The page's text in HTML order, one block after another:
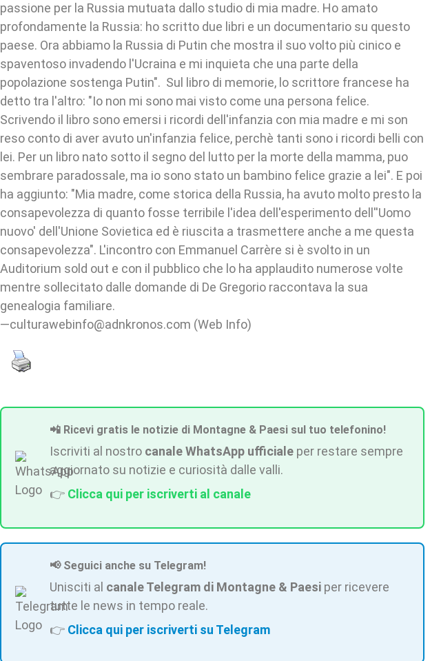
passione per la Russia mutuata dallo studio di mia madre. Ho amato
profondamente la Russia: ho scritto due libri e un documentario su questo
paese. Ora abbiamo la Russia di Putin che mostra il suo volto più cinico e
spaventoso invadendo l'Ucraina e mi inquieta che una parte della
popolazione sostenga Putin". Sul libro di memorie, lo scrittore francese ha
detto tra l'altro: "Io non mi sono mai visto come una persona felice.
Scrivendo il libro sono emersi i ricordi dell'infanzia con mia madre e mi son
reso conto di aver avuto un'infanzia felice, perchè tanti sono i ricordi belli con
lei. Per un libro nato sotto il segno del lutto per la morte della mamma, puo
sembrare paradossale, ma io sono stato un bambino felice grazie a lei". E poi
ha aggiunto: "Mia madre, come storica della Russia, ha avuto molto presto la
consapevolezza di quanto fosse terribile l'idea dell'esperimento dell''Uomo
nuovo' dell'Unione Sovietica ed è riuscita a trasmettere anche a me questa
consapevolezza". L'incontro con Emmanuel Carrère si è svolto in un
Auditorium sold out e con il pubblico che lo ha applaudito numerose volte
mentre sollecitato dalle domande di De Gregorio raccontava la sua
genealogia familiare.
—culturawebinfo@adnkronos.com (Web Info)
📲 Ricevi gratis le notizie di Montagne & Paesi sul tuo telefonino!
Iscriviti al nostro canale WhatsApp ufficiale per restare sempre
aggiornato su notizie e curiosità dalle valli.
👉 Clicca qui per iscriverti al canale
📢 Seguici anche su Telegram!
Unisciti al canale Telegram di Montagne & Paesi per ricevere
tutte le news in tempo reale.
👉 Clicca qui per iscriverti su Telegram